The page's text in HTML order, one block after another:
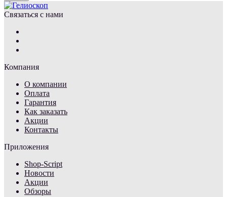
Связаться с нами
Компания
О компании
Оплата
Гарантия
Как заказать
Акции
Контакты
Приложения
Shop-Script
Новости
Акции
Обзоры